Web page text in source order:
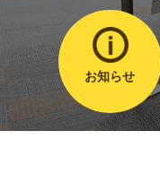
お知らせ